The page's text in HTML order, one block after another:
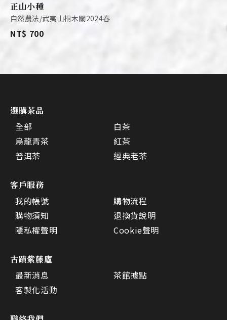
正山小種
自然農法/武夷山桐木關2024春
NT$ 700
選購茶品
全部
白茶
烏龍青茶
紅茶
普洱茶
經典老茶
客戶服務
我的帳號
購物流程
購物須知
退換貨說明
隱私權聲明
Cookie聲明
古蹟紫藤廬
最新消息
茶館據點
客製化活動